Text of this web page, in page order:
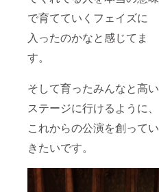
で育てていくフェイズに
入ったのかなと感じてま
す。
そして育ったみんなと高い
ステージに行けるように、
これからの公演を創ってい
きたいです。